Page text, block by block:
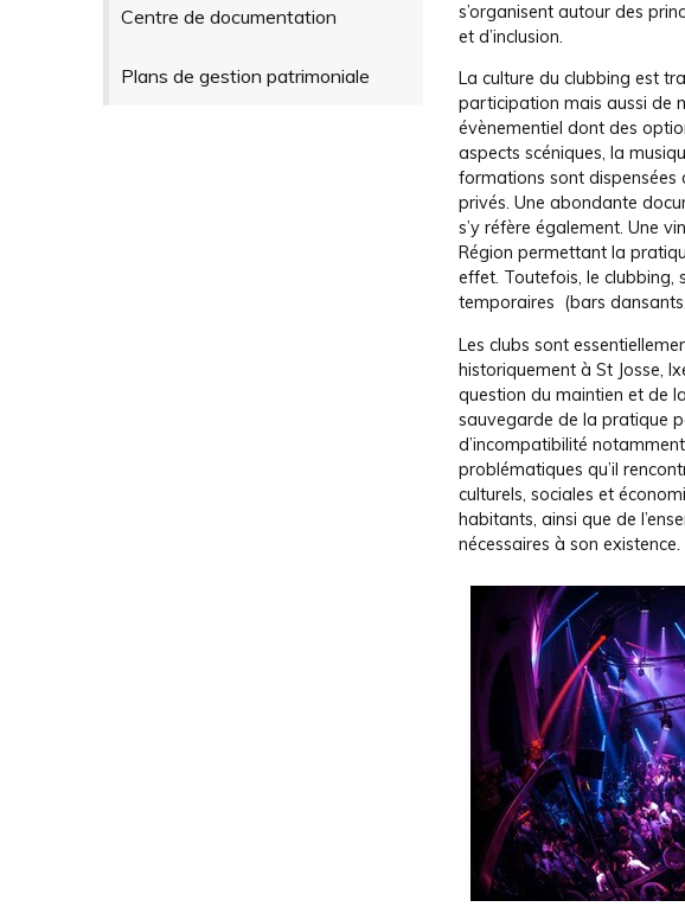
Centre de documentation
Plans de gestion patrimoniale
s’organisent autour des
et d’inclusion.
La culture du clubbing est
participation mais aussi de
évènementiel dont des
aspects scéniques, la
formations sont dispensées
privés. Une abondante
s’y réfère également. Une
Région permettant la
effet. Toutefois, le
temporaires (bars
Les clubs sont
historiquement à St Josse,
question du maintien et de
sauvegarde de la pratique
d’incompatibilité
problématiques qu’il
culturels, sociales et
habitants, ainsi que de
nécessaires à son existence.